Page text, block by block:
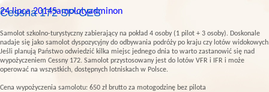
24 lipca 2014Samolotyadminon
Cessna 172 SP-CES
Samolot szkolno-turystyczny zabierający na pokład 4 osoby (1 pilot + 3 osoby). Doskonale
nadaje się jako samolot dyspozycyjny do odbywania podróży po kraju czy lotów
Jeśli planują Państwo odwiedzić kilka miejsc jednego dnia to warto zastanowić się nad
wypożyczeniem Cessny 172. Samolot przystosowany jest do lotów VFR i IFR i może
operować na wszystkich, dostępnych lotniskach w Polsce.
Cena wypożyczenia samolotu: 650 zł brutto za motogodzinę bez pilota